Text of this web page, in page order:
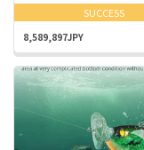
SUCCESS
8,589,897JPY